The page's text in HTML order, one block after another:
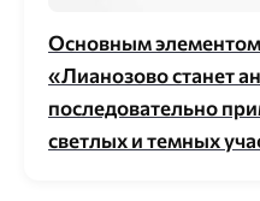
Основным элементом
«Лианозово станет
последовательно
светлых и темных